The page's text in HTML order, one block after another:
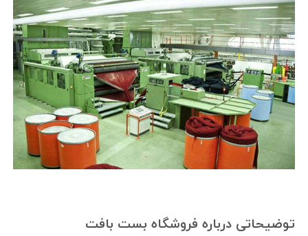
توضیحاتی درباره فروشگاه بست بافت